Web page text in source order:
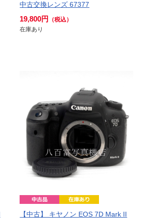
中古交換レンズ 67377
19,800円
（税込）
在庫あり
【中古】 キヤノン EOS 7D Mark II